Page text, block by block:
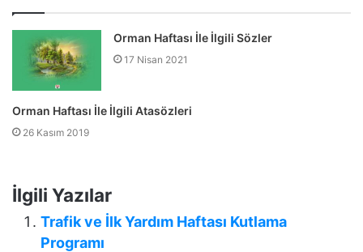
Orman Haftası İle İlgili Sözler
17 Nisan 2021
Orman Haftası İle İlgili Atasözleri
26 Kasım 2019
İlgili Yazılar
Trafik ve İlk Yardım Haftası Kutlama
Programı